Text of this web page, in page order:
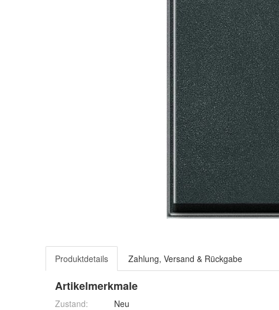
Produktdetails Zahlung, Versand & Rückgabe
Artikelmerkmale
Zustand: Neu